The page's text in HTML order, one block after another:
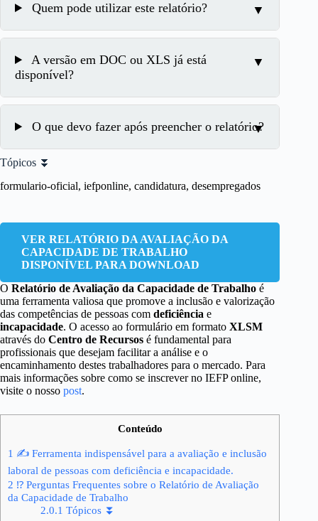
Quem pode utilizar este relatório?
A versão em DOC ou XLS já está
disponível?
O que devo fazer após preencher o relatório?
Tópicos ⏬
formulario-oficial, iefponline, candidatura, desempregados
VER RELATÓRIO DA AVALIAÇÃO DA
CAPACIDADE DE TRABALHO
DISPONÍVEL PARA DOWNLOAD
O Relatório de Avaliação da Capacidade de Trabalho é
uma ferramenta valiosa que promove a inclusão e valorização
das competências de pessoas com deficiência e
incapacidade. O acesso ao formulário em formato XLSM
através do Centro de Recursos é fundamental para
profissionais que desejam facilitar a análise e o
encaminhamento destes trabalhadores para o mercado. Para
mais informações sobre como se inscrever no IEFP online,
visite o nosso post.
Conteúdo
1 ✍ Ferramenta indispensável para a avaliação e inclusão
laboral de pessoas com deficiência e incapacidade.
2 ⁉ Perguntas Frequentes sobre o Relatório de Avaliação
da Capacidade de Trabalho
2.0.1 Tópicos ⏬